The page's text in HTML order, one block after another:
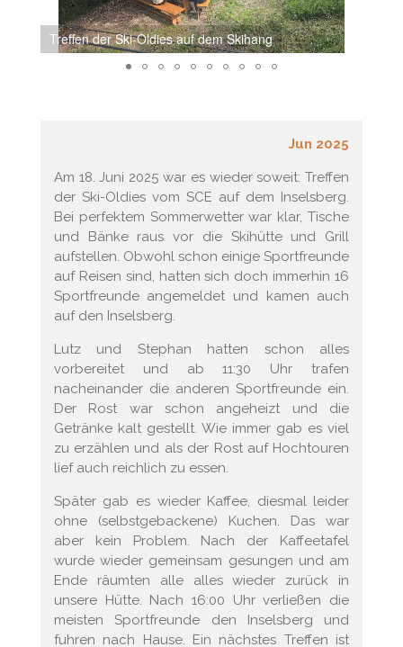
Treffen der Ski-Oldies auf dem Skihang
Jun 2025
Am 18. Juni 2025 war es wieder soweit: Treffen
der Ski-Oldies vom SCE auf dem Inselsberg.
Bei perfektem Sommerwetter war klar, Tische
und Bänke raus vor die Skihütte und Grill
aufstellen. Obwohl schon einige Sportfreunde
auf Reisen sind, hatten sich doch immerhin 16
Sportfreunde angemeldet und kamen auch
auf den Inselsberg.
Lutz und Stephan hatten schon alles
vorbereitet und ab 11:30 Uhr trafen
nacheinander die anderen Sportfreunde ein.
Der Rost war schon angeheizt und die
Getränke kalt gestellt. Wie immer gab es viel
zu erzählen und als der Rost auf Hochtouren
lief auch reichlich zu essen.
Später gab es wieder Kaffee, diesmal leider
ohne (selbstgebackene) Kuchen. Das war
aber kein Problem. Nach der Kaffeetafel
wurde wieder gemeinsam gesungen und am
Ende räumten alle alles wieder zurück in
unsere Hütte. Nach 16:00 Uhr verließen die
meisten Sportfreunde den Inselsberg und
fuhren nach Hause. Ein nächstes Treffen ist